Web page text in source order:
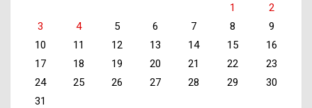
1
2
3
4 5 6 7 8
9
10
11 12 13 14 15
16
17
18 19 20 21 22
23
24
25 26 27 28 29
30
31